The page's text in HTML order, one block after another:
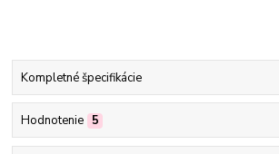
Kompletné špecifikácie
Hodnotenie 5